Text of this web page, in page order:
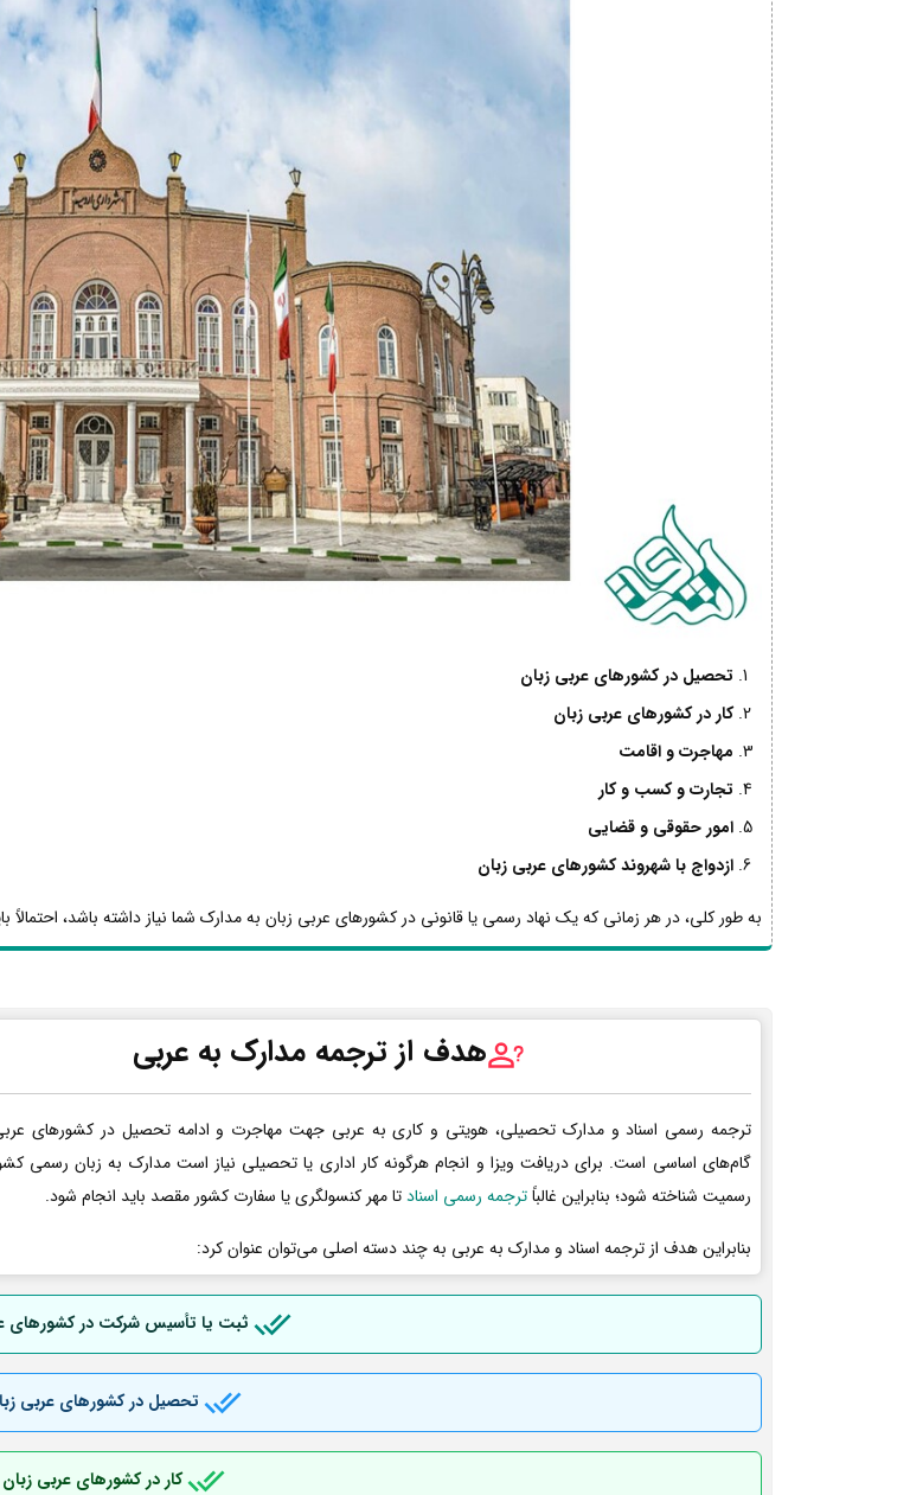
تحصیل در کشورهای عربی زبان
کار در کشورهای عربی زبان
مهاجرت و اقامت
تجارت و کسب و کار
امور حقوقی و قضایی
ازدواج با شهروند کشورهای عربی زبان
به طور کلی، در هر زمانی که یک نهاد رسمی یا قانونی در کشورهای عربی زبان به مدارک شما نیاز داشته باشد، احتمالاً
هدف از ترجمه مدارک به عربی
ترجمه رسمی اسناد و مدارک تحصیلی، هویتی و کاری به عربی جهت مهاجرت و ادامه تحصیل در کشورهای
گام‌های اساسی است. برای دریافت ویزا و انجام هرگونه کار اداری یا تحصیلی نیاز است مدارک به زبان رسمی
رسمیت شناخته شود؛ بنابراین غالباًترجمه رسمی اسنادتا مهر کنسولگری یا سفارت کشور مقصد باید انجام شود.
بنابراین هدف از ترجمه اسناد و مدارک به عربی به چند دسته اصلی می‌توان عنوان کرد:
ثبت یا تأسیس شرکت در کشورهای
تحصیل در کشورهای عربی
کار در کشورهای عربی زبان